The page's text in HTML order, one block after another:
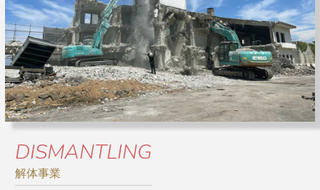
DISMANTLING
解体事業